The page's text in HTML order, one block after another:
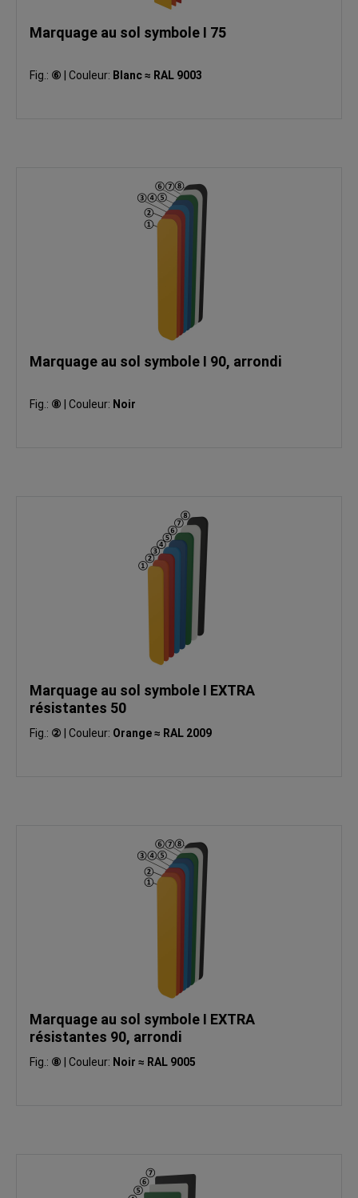
Marquage au sol symbole I 75
Fig.: ⑥ Couleur: Blanc ≈ RAL 9003
Marquage au sol symbole I 90, arrondi
Fig.: ⑧ Couleur: Noir
Marquage au sol symbole I EXTRA
résistantes 50
Fig.: ② Couleur: Orange ≈ RAL 2009
Marquage au sol symbole I EXTRA
résistantes 90, arrondi
Fig.: ⑧ Couleur: Noir ≈ RAL 9005